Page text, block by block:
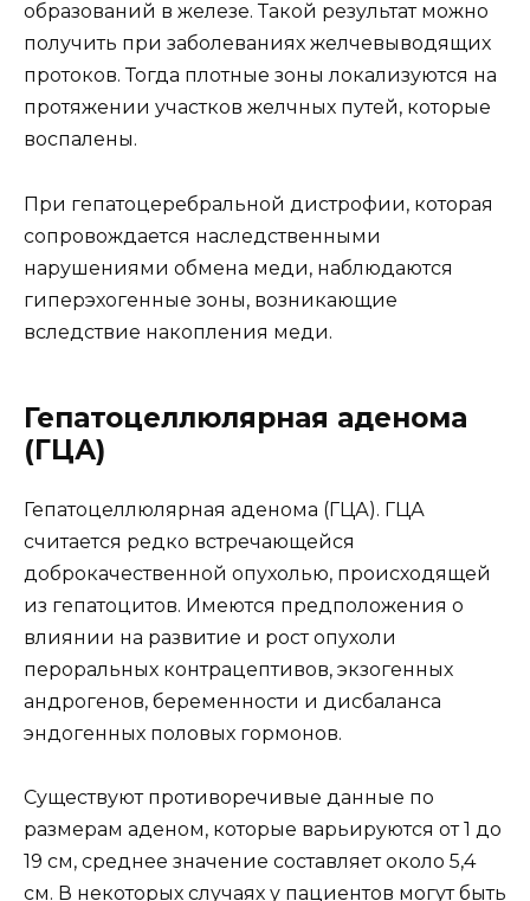
образований в железе. Такой результат можно
получить при заболеваниях желчевыводящих
протоков. Тогда плотные зоны локализуются на
протяжении участков желчных путей, которые
воспалены.
При гепатоцеребральной дистрофии, которая
сопровождается наследственными
нарушениями обмена меди, наблюдаются
гиперэхогенные зоны, возникающие
вследствие накопления меди.
Гепатоцеллюлярная аденома
(ГЦА)
Гепатоцеллюлярная аденома (ГЦА). ГЦА
считается редко встречающейся
доброкачественной опухолью, происходящей
из гепатоцитов. Имеются предположения о
влиянии на развитие и рост опухоли
пероральных контрацептивов, экзогенных
андрогенов, беременности и дисбаланса
эндогенных половых гормонов.
Существуют противоречивые данные по
размерам аденом, которые варьируются от 1 до
19 см, среднее значение составляет около 5,4
см. В некоторых случаях у пациентов могут быть